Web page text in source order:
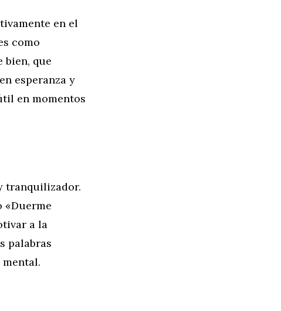
en el
como
bien, que
esperanza y
en momentos
tranquilizador.
«Duerme
a la
palabras